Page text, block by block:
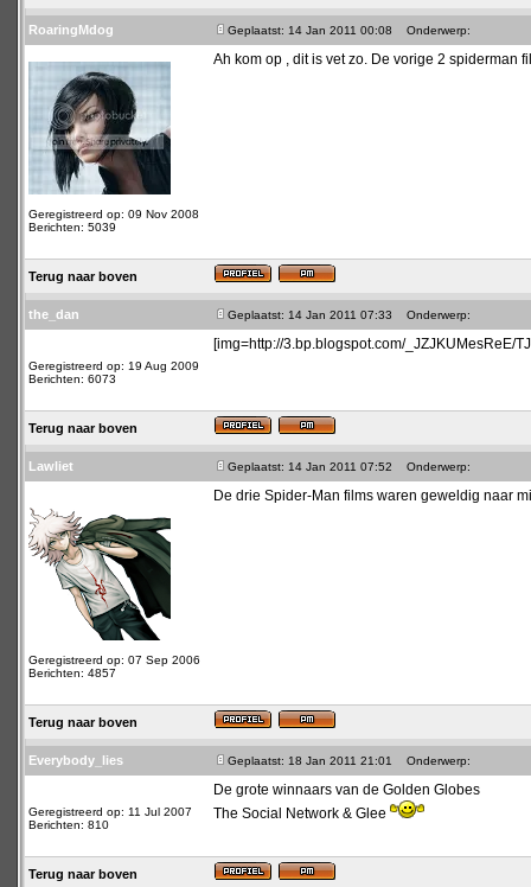
RoaringMdog Geplaatst: 14 Jan 2011 00:08 Onderwerp:
Geregistreerd op: 09 Nov 2008
Berichten: 5039
Ah kom op , dit is vet zo. De vorige 2 spiderman
Terug naar boven
the_dan Geplaatst: 14 Jan 2011 07:33 Onderwerp:
Geregistreerd op: 19 Aug 2009
Berichten: 6073
[img=http://3.bp.blogspot.com/_JZJKUMesReE/
Terug naar boven
Lawliet Geplaatst: 14 Jan 2011 07:52 Onderwerp:
Geregistreerd op: 07 Sep 2006
Berichten: 4857
De drie Spider-Man films waren geweldig naar
Terug naar boven
Everybody_lies Geplaatst: 18 Jan 2011 21:01 Onderwerp:
Geregistreerd op: 11 Jul 2007
Berichten: 810
De grote winnaars van de Golden Globes
The Social Network & Glee
Terug naar boven